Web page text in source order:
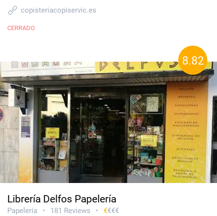
copisteriacopiservic.es
CERRADO
8.82
Librería Delfos Papelería
Papelería • 181 Reviews • €€€€